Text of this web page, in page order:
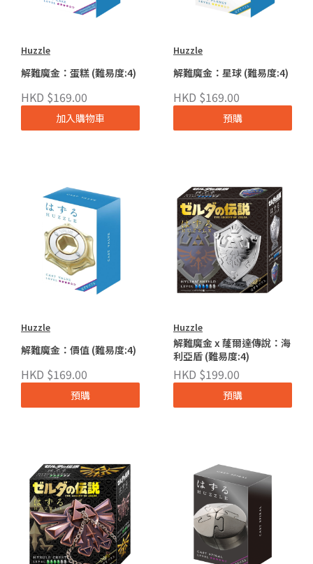
Huzzle
解難魔金：蛋糕 (難易度:4)
HKD $169.00
加入購物車
Huzzle
解難魔金：星球 (難易度:4)
HKD $169.00
預購
Huzzle
解難魔金：價值 (難易度:4)
HKD $169.00
預購
Huzzle
解難魔金 x 蕯爾達傳說：海
利亞盾 (難易度:4)
HKD $199.00
預購